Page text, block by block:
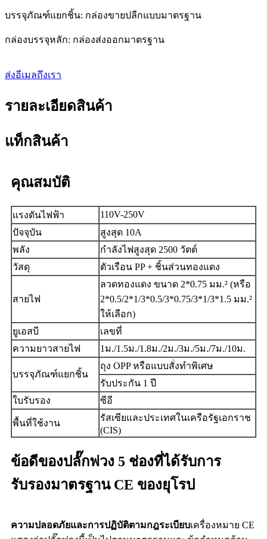
บรรจุภัณฑ์แยกชิ้น: กล่องขายปลีกแบบมาตรฐาน
กล่องบรรจุหลัก: กล่องส่งออกมาตรฐาน
ส่งอีเมลถึงเรา
รายละเอียดสินค้า
แท็กสินค้า
คุณสมบัติ
แรงดันไฟฟ้า
110V-250V
ปัจจุบัน
สูงสุด 10A
พลัง
กำลังไฟสูงสุด 2500 วัตต์
วัสดุ
ตัวเรือน PP + ชิ้นส่วนทองแดง
สายไฟ
ลวดทองแดง ขนาด 2*0.75 มม.² (หรือ
2*0.5/2*1/3*0.5/3*0.75/3*1/3*1.5 มม.²
ให้เลือก)
ยูเอสบี
เลขที่
ความยาวสายไฟ
1ม./1.5ม./1.8ม./2ม./3ม./5ม./7ม./10ม.
บรรจุภัณฑ์แยกชิ้น
ถุง OPP หรือแบบสั่งทำพิเศษ
รับประกัน 1 ปี
ใบรับรอง
ซีอี
พื้นที่ใช้งาน
รัสเซียและประเทศในเครือรัฐเอกราช
(CIS)
ข้อดีของปลั๊กพ่วง 5 ช่องที่ได้รับการ
รับรองมาตรฐาน CE ของยุโรป
ความปลอดภัยและการปฏิบัติตามกฎระเบียบเครื่องหมาย CE